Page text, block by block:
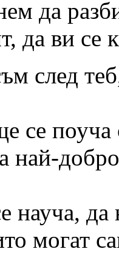
да
да ви
след
се
най-
науча,
могат